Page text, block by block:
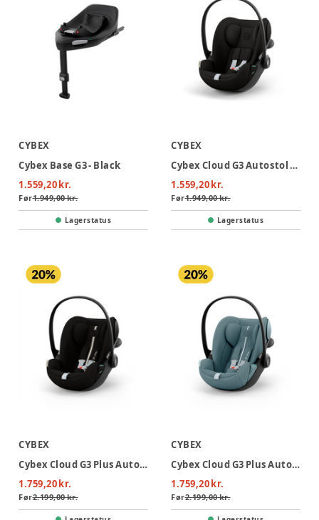
CYBEX
Cybex Base G3 - Black
1.559,20 kr.
Før1.949,00 kr.
Lagerstatus
CYBEX
Cybex Cloud G3 Autostol - Magic Black
1.559,20 kr.
Før1.949,00 kr.
Lagerstatus
CYBEX
Cybex Cloud G3 Plus Autostol - Moon Black
1.759,20 kr.
Før2.199,00 kr.
CYBEX
Cybex Cloud G3 Plus Autostol - Stormy Blue
1.759,20 kr.
Før2.199,00 kr.